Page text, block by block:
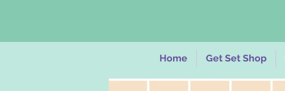
Home Get Set Shop